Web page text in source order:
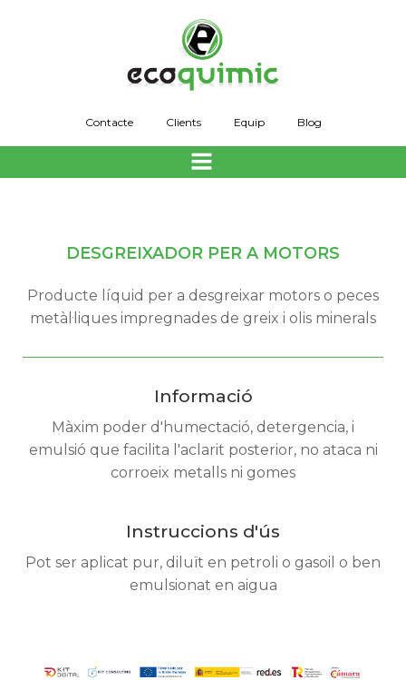
to
content
Contacte Clients Equip Blog
DESGREIXADOR PER A MOTORS
Producte líquid per a desgreixar motors o peces
metàl·liques impregnades de greix i olis minerals
Informació
Màxim poder d'humectació, detergencia, i
emulsió que facilita l'aclarit posterior, no ataca ni
corroeix metalls ni gomes
Instruccions d'ús
Pot ser aplicat pur, diluït en petroli o gasoil o ben
emulsionat en aigua